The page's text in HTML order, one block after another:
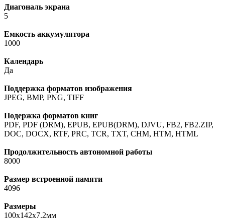
Диагональ экрана
5
Емкость аккумулятора
1000
Календарь
Да
Поддержка форматов изображения
JPEG, BMP, PNG, TIFF
Подержка форматов книг
PDF, PDF (DRM), EPUB, EPUB(DRM), DJVU, FB2, FB2.ZIP,
DOC, DOCX, RTF, PRC, TCR, TXT, CHM, HTM, HTML
Продолжительность автономной работы
8000
Размер встроенной памяти
4096
Размеры
100x142x7.2мм